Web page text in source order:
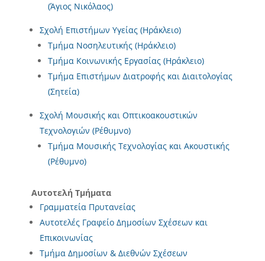
(Άγιος Νικόλαος)
Σχολή Επιστήμων Υγείας (Ηράκλειο)
Τμήμα Νοσηλευτικής (Ηράκλειο)
Τμήμα Κοινωνικής Εργασίας (Ηράκλειο)
Τμήμα Επιστήμων Διατροφής και Διαιτολογίας
(Σητεία)
Σχολή Μουσικής και Οπτικοακουστικών
Τεχνολογιών (Ρέθυμνο)
Τμήμα Μουσικής Τεχνολογίας και Ακουστικής
(Ρέθυμνο)
Αυτοτελή Τμήματα
Γραμματεία Πρυτανείας
Αυτοτελές Γραφείο Δημοσίων Σχέσεων και
Επικοινωνίας
Τμήμα Δημοσίων & Διεθνών Σχέσεων